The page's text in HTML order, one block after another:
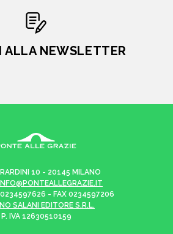
ALLA NEWSLETTER
10 - 20145 MILANO
0234597626 - FAX 0234597206
SALANI EDITORE S.R.L.
P. IVA 12630510159